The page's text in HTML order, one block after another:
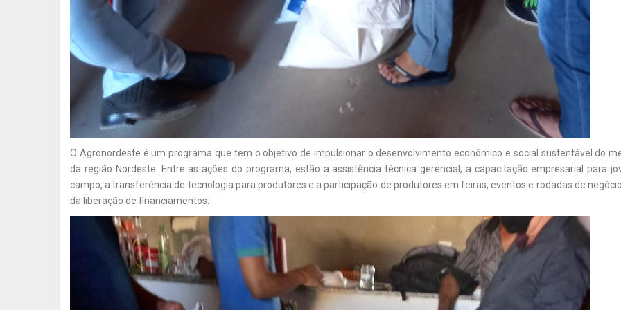
O Agronordeste é um programa que tem o objetivo de impulsionar o desenvolvimento econômico e social sustentável do
da região Nordeste. Entre as ações do programa, estão a assistência técnica gerencial, a capacitação empresarial para
campo, a transferência de tecnologia para produtores e a participação de produtores em feiras, eventos e rodadas de
da liberação de financiamentos.